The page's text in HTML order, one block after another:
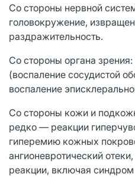
Со стороны нервной
головокружение,
раздражительность.
Со стороны органа
(воспаление сосудистой
воспаление
Со стороны кожи и
редко — реакции
гиперемию кожных
ангионевротический
реакции, включая